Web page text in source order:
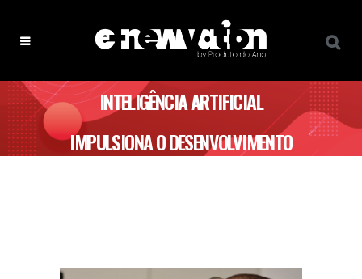
INTELIGÊNCIA ARTIFICIAL
IMPULSIONA O DESENVOLVIMENTO